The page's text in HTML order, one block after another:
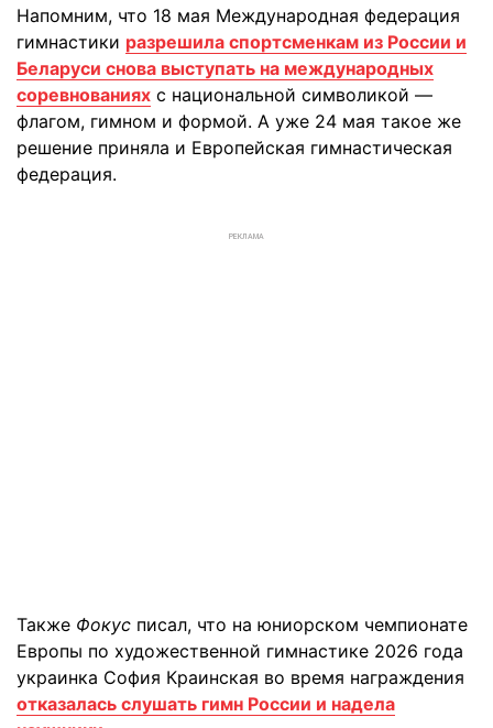
Напомним, что 18 мая Международная федерация
гимнастики разрешила спортсменкам из России и
Беларуси снова выступать на международных
соревнованиях с национальной символикой —
флагом, гимном и формой. А уже 24 мая такое же
решение приняла и Европейская гимнастическая
федерация.
РЕКЛАМА
Также Фокус писал, что на юниорском чемпионате
Европы по художественной гимнастике 2026 года
украинка София Краинская во время награждения
отказалась слушать гимн России и надела